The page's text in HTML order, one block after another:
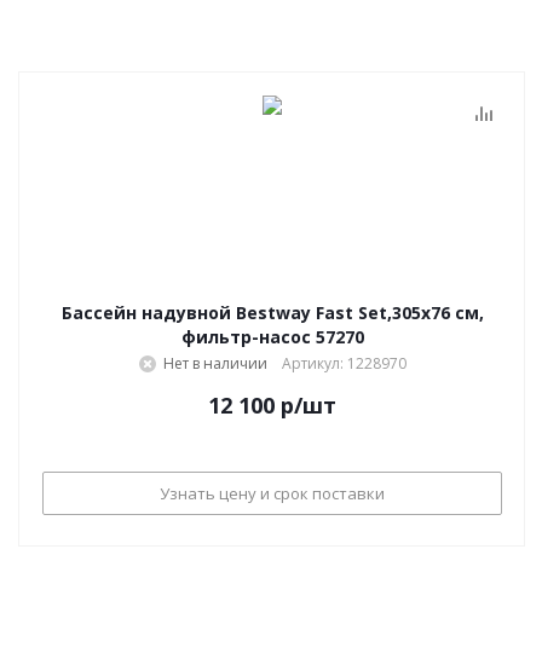
Бассейн надувной Bestway Fast Set,305х76 см,
фильтр-насос 57270
Нет в наличии Артикул: 1228970
12 100 р/шт
Узнать цену и срок поставки